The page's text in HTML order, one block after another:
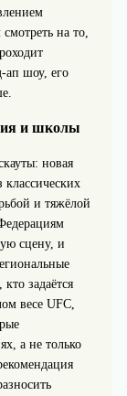
на то,
ап шоу, его
и школы
новая
и тяжёлой
сцену, и
задаётся
весе UFC,
а не только